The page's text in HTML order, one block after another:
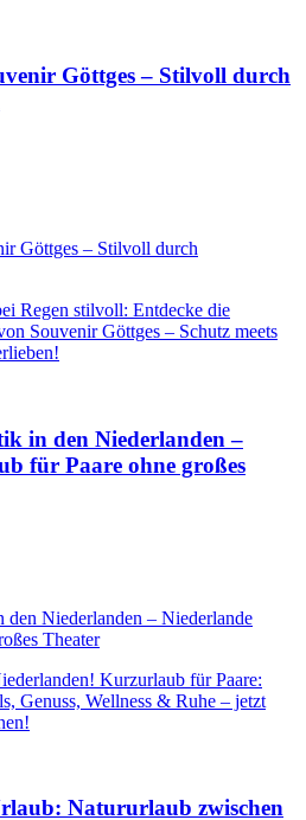
Göttges – Stilvoll durch
Regen stilvoll: Entdecke die
Souvenir Göttges – Schutz meets
in den Niederlanden –
für Paare ohne großes
Kurzurlaub für Paare:
Genuss, Wellness & Ruhe – jetzt
Natururlaub zwischen